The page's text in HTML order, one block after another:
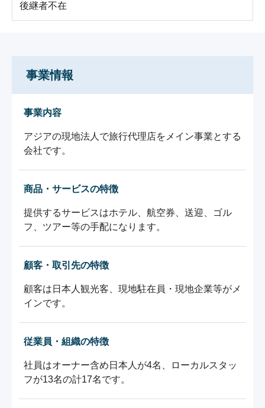
後継者不在
事業情報
事業内容
アジアの現地法人で旅行代理店をメイン事業とする
商品・サービスの特徴
提供するサービスはホテル、航空券、送迎、ゴル
フ、ツアー等の手配になります。
顧客・取引先の特徴
顧客は日本人観光客、現地駐在員・現地企業等がメ
従業員・組織の特徴
社員はオーナー含め日本人が4名、ローカルスタッ
フが13名の計17名です。